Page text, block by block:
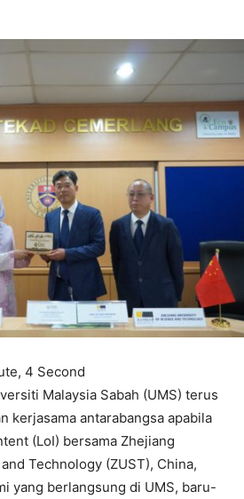
4 Second
Malaysia Sabah (UMS) terus
kerjasama antarabangsa apabila
(LoI) bersama Zhejiang
Technology (ZUST), China,
yang berlangsung di UMS, baru-